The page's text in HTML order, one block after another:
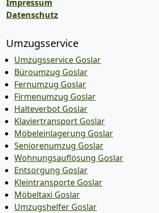
Impressum
Datenschutz
Umzugsservice
Umzugsservice Goslar
Büroumzug Goslar
Fernumzug Goslar
Firmenumzug Goslar
Halteverbot Goslar
Klaviertransport Goslar
Möbeleinlagerung Goslar
Seniorenumzug Goslar
Wohnungsauflösung Goslar
Entsorgung Goslar
Kleintransporte Goslar
Möbeltaxi Goslar
Umzugshelfer Goslar